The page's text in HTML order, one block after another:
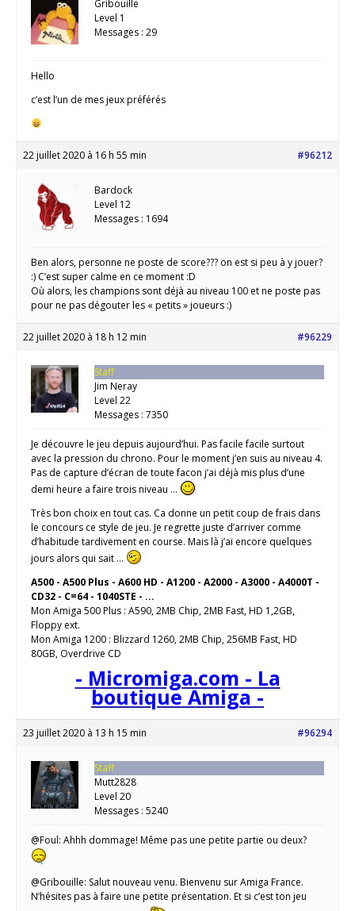
Gribouille
Level 1
Messages : 29
Hello
c’est l’un de mes jeux préférés
22 juillet 2020 à 16 h 55 min #96212
Bardock
Level 12
Messages : 1694
Ben alors, personne ne poste de score??? on est si peu à y jouer?
:) C’est super calme en ce moment :D
Où alors, les champions sont déjà au niveau 100 et ne poste pas
pour ne pas dégouter les « petits » joueurs :)
22 juillet 2020 à 18 h 12 min #96229
Staff
Jim Neray
Level 22
Messages : 7350
Je découvre le jeu depuis aujourd’hui. Pas facile facile surtout
avec la pression du chrono. Pour le moment j’en suis au niveau 4.
Pas de capture d’écran de toute facon j’ai déjà mis plus d’une
demi heure a faire trois niveau …
Très bon choix en tout cas. Ca donne un petit coup de frais dans
le concours ce style de jeu. Je regrette juste d’arriver comme
d’habitude tardivement en course. Mais là j’ai encore quelques
jours alors qui sait …
A500 - A500 Plus - A600 HD - A1200 - A2000 - A3000 - A4000T -
CD32 - C=64 - 1040STE - ...
Mon Amiga 500 Plus : A590, 2MB Chip, 2MB Fast, HD 1,2GB,
Floppy ext.
Mon Amiga 1200 : Blizzard 1260, 2MB Chip, 256MB Fast, HD
80GB, Overdrive CD
- Micromiga.com - La
boutique Amiga -
23 juillet 2020 à 13 h 15 min #96294
Staff
Mutt2828
Level 20
Messages : 5240
@Foul: Ahhh dommage! Même pas une petite partie ou deux?
@Gribouille: Salut nouveau venu. Bienvenu sur Amiga France.
N’hésites pas à faire une petite présentation. Et si c’est ton jeu